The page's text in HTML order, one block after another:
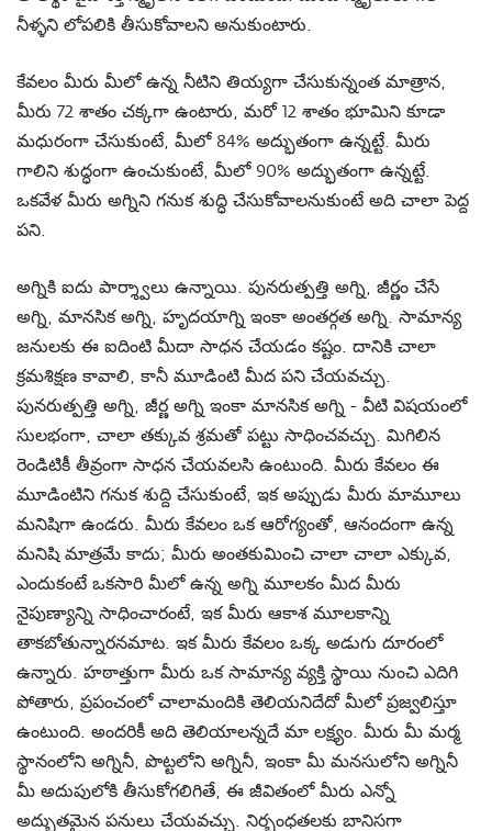
నీళ్ళని లోపలికి తీసుకోవాలని అనుకుంటారు.
కేవలం మీరు మీలో ఉన్న నీటిని తియ్యగా చేసుకున్నంత మాత్రాన,
మీరు 72 శాతం చక్కగా ఉంటారు, మరో 12 శాతం భూమిని కూడా
మధురంగా చేసుకుంటే, మీలో 84% అద్భుతంగా ఉన్నట్టే. మీరు
గాలిని శుద్ధంగా ఉంచుకుంటే, మీలో 90% అద్భుతంగా ఉన్నట్టే.
ఒకవేళ మీరు అగ్నిని గనుక శుద్ధి చేసుకోవాలనుకుంటే అది చాలా పెద్ద
పని.
అగ్నికి ఐదు పార్శ్వాలు ఉన్నాయి. పునరుత్పత్తి అగ్ని, జీర్ణం చేసే
అగ్ని, మానసిక అగ్ని, హృదయాగ్ని ఇంకా అంతర్గత అగ్ని. సామాన్య
జనులకు ఈ ఐదింటి మీదా సాధన చేయడం కష్టం. దానికి చాలా
క్రమశిక్షణ కావాలి, కానీ మూడింటి మీద పని చేయవచ్చు.
పునరుత్పత్తి అగ్ని, జీర్ణ అగ్ని ఇంకా మానసిక అగ్ని - వీటి విషయంలో
సులభంగా, చాలా తక్కువ శ్రమతో పట్టు సాధించవచ్చు. మిగిలిన
రెండిటికీ తీవ్రంగా సాధన చేయవలసి ఉంటుంది. మీరు కేవలం ఈ
మూడింటిని గనుక శుద్ది చేసుకుంటే, ఇక అప్పుడు మీరు మామూలు
మనిషిగా ఉండరు. మీరు కేవలం ఒక ఆరోగ్యంతో, ఆనందంగా ఉన్న
మనిషి మాత్రమే కాదు; మీరు అంతకుమించి చాలా చాలా ఎక్కువ,
ఎందుకంటే ఒకసారి మీలో ఉన్న అగ్ని మూలకం మీద మీరు
నైపుణ్యాన్ని సాధించారంటే, ఇక మీరు ఆకాశ మూలకాన్ని
తాకబోతున్నారనమాట. ఇక మీరు కేవలం ఒక్క అడుగు దూరంలో
ఉన్నారు. హఠాత్తుగా మీరు ఒక సామాన్య వ్యక్తి స్థాయి నుంచి ఎదిగి
పోతారు, ప్రపంచంలో చాలామందికి తెలియనిదేదో మీలో ప్రజ్వలిస్తూ
ఉంటుంది. అందరికీ అది తెలియాలన్నదే మా లక్ష్యం. మీరు మీ మర్మ
స్థానంలోని అగ్నినీ, పొట్టలోని అగ్నినీ, ఇంకా మీ మనసులోని అగ్నినీ
మీ అదుపులోకి తీసుకోగలిగితే, ఈ జీవితంలో మీరు ఎన్నో
అద్భుతమైన పనులు చేయవచ్చు. నిర్బంధతలకు బానిసగా